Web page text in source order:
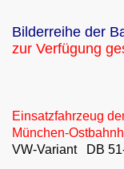
Bilderreihe der
zur Verfügung
Einsatzfahrzeug
München-
VW-Variant DB